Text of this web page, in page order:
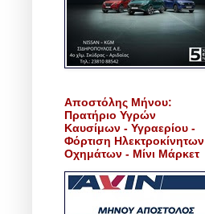
Αποστόλης Μήνου:
Πρατήριο Υγρών
Καυσίμων - Υγραερίου -
Φόρτιση Ηλεκτροκίνητων
Οχημάτων - Μίνι Μάρκετ